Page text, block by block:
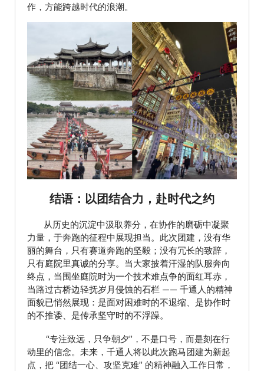
作，方能跨越时代的浪潮。
结语：以团结合力，赴时代之约
从历史的沉淀中汲取养分，在协作的磨砺中凝聚
力量，于奔跑的征程中展现担当。此次团建，没有华
丽的舞台，只有赛道奔跑的坚毅；没有冗长的致辞，
只有庭院里真诚的分享。当大家披着汗湿的队服奔向
终点，当围坐庭院时为一个技术难点争的面红耳赤，
当路过古桥边轻抚岁月侵蚀的石栏 —— 千通人的精神
面貌已悄然展现：是面对困难时的不退缩、是协作时
的不推诿、是传承坚守时的不浮躁。
“专注致远，只争朝夕”，不是口号，而是刻在行
动里的信念。未来，千通人将以此次跑马团建为新起
点，把 “团结一心、攻坚克难” 的精神融入工作日常，